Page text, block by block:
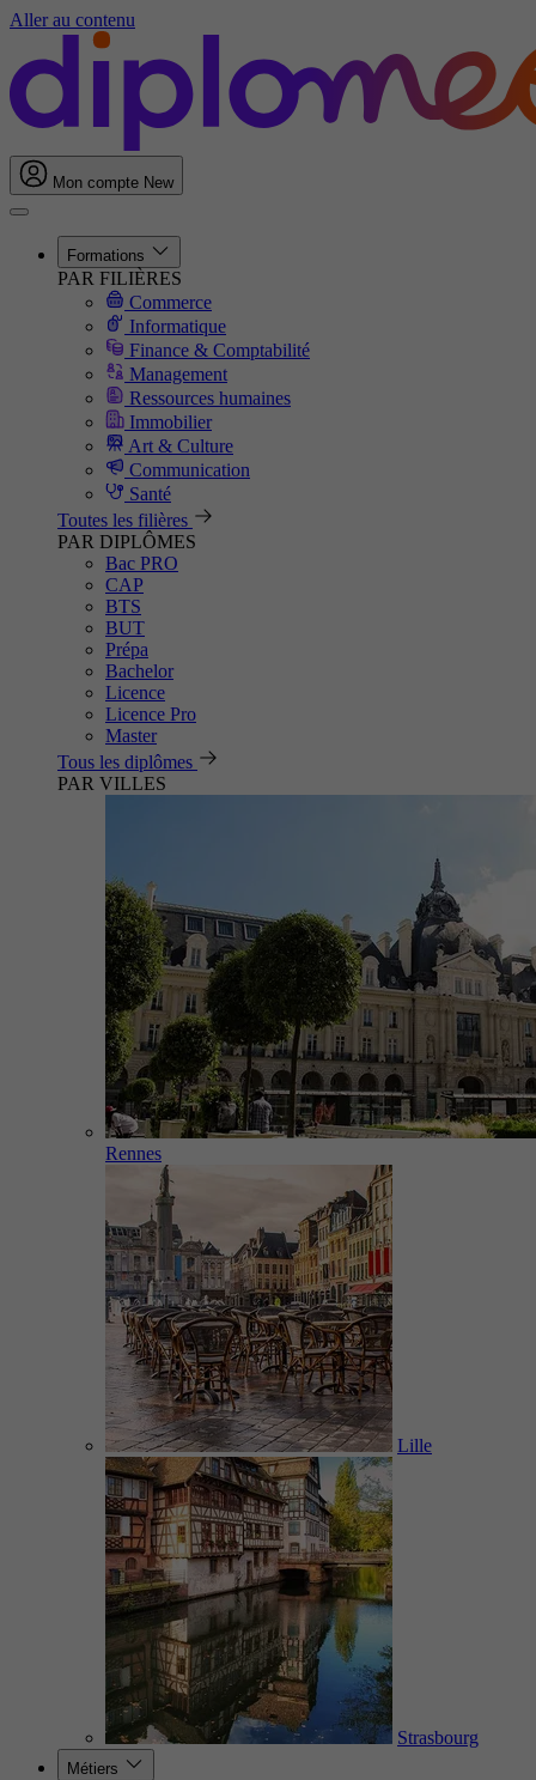
Aller au contenu
Mon compte New
Formations
PAR FILIÈRES
Commerce
Informatique
Finance & Comptabilité
Management
Ressources humaines
Immobilier
Art & Culture
Communication
Santé
Toutes les filières
PAR DIPLÔMES
Bac PRO
CAP
BTS
BUT
Prépa
Bachelor
Licence
Licence Pro
Master
Tous les diplômes
PAR VILLES
Rennes
Lille
Strasbourg
Métiers